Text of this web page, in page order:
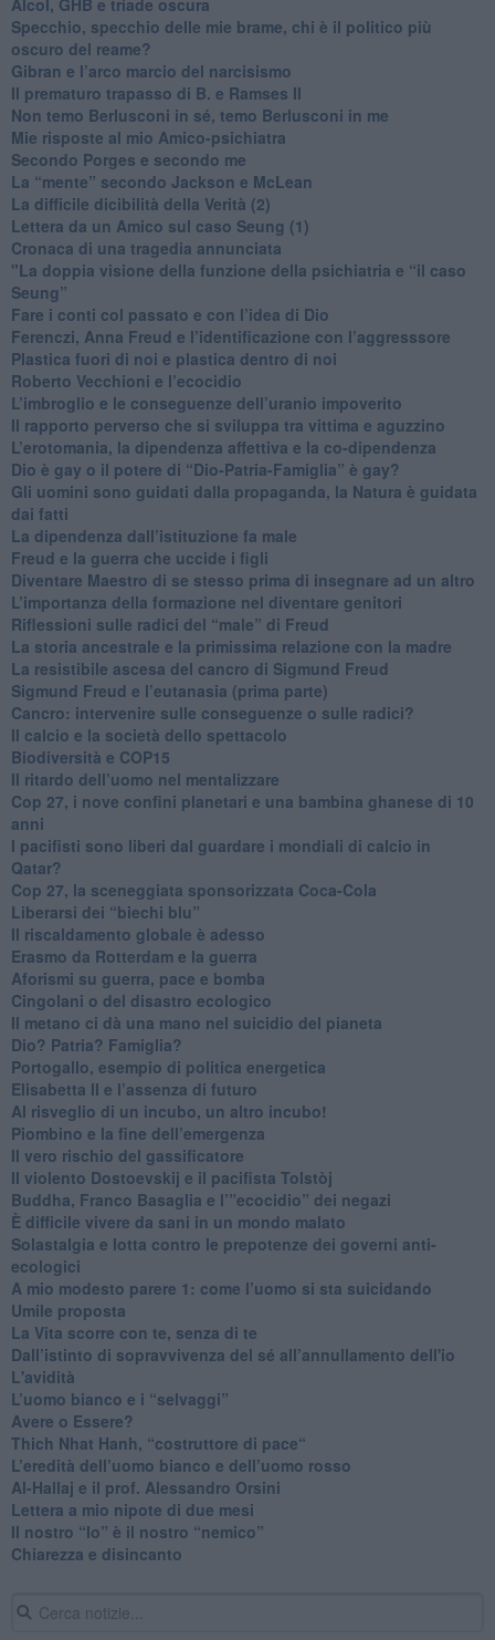
​Specchio, specchio delle mie brame, chi è il politico più
oscuro del reame?
​Gibran e l’arco marcio del narcisismo
​Il prematuro trapasso di B. e Ramses II
​Non temo Berlusconi in sé, temo Berlusconi in me
​Mie risposte al mio Amico-psichiatra
​Secondo Porges e secondo me
​La “mente” secondo Jackson e McLean
La difficile dicibilità della Verità (2)
​Lettera da un Amico sul caso Seung (1)
​Cronaca di una tragedia annunciata
"​La doppia visione della funzione della psichiatria e “il caso
Seung”
​Fare i conti col passato e con l’idea di Dio
​Ferenczi, Anna Freud e l’identificazione con l’aggresssore
Plastica fuori di noi e plastica dentro di noi
​Roberto Vecchioni e l’ecocidio
​L’imbroglio e le conseguenze dell’uranio impoverito
​Il rapporto perverso che si sviluppa tra vittima e aguzzino
L’erotomania, la dipendenza affettiva e la co-dipendenza
​Dio è gay o il potere di “Dio-Patria-Famiglia” è gay?
​Gli uomini sono guidati dalla propaganda, la Natura è guidata
dai fatti
La dipendenza dall’istituzione fa male
​Freud e la guerra che uccide i figli
​Diventare Maestro di se stesso prima di insegnare ad un altro
L’importanza della formazione nel diventare genitori
Riflessioni sulle radici del “male” di Freud
​La storia ancestrale e la primissima relazione con la madre
​La resistibile ascesa del cancro di Sigmund Freud
Sigmund Freud e l’eutanasia (prima parte)
Cancro: intervenire sulle conseguenze o sulle radici?
​Il calcio e la società dello spettacolo
Biodiversità e COP15
​Il ritardo dell’uomo nel mentalizzare
​Cop 27, i nove confini planetari e una bambina ghanese di 10
anni
​I pacifisti sono liberi dal guardare i mondiali di calcio in
Qatar?
​Cop 27, la sceneggiata sponsorizzata Coca-Cola
​Liberarsi dei “biechi blu”
Il riscaldamento globale è adesso
​Erasmo da Rotterdam e la guerra
​Aforismi su guerra, pace e bomba
Cingolani o del disastro ecologico
​Il metano ci dà una mano nel suicidio del pianeta
​Dio? Patria? Famiglia?
Portogallo, esempio di politica energetica
​Elisabetta II e l’assenza di futuro
Al risveglio di un incubo, un altro incubo!
​Piombino e la fine dell’emergenza
​Il vero rischio del gassificatore
​Il violento Dostoevskij e il pacifista Tolstòj
​Buddha, Franco Basaglia e l’”ecocidio” dei negazi
​È difficile vivere da sani in un mondo malato
Solastalgia e lotta contro le prepotenze dei governi anti-
ecologici
​A mio modesto parere 1: come l’uomo si sta suicidando
​Umile proposta
​La Vita scorre con te, senza di te
​Dall’istinto di sopravvivenza del sé all’annullamento dell'io
L'avidità
​L’uomo bianco e i “selvaggi”
​Avere o Essere?
​Thich Nhat Hanh, “costruttore di pace“
​L’eredità dell’uomo bianco e dell’uomo rosso
Al-Hallaj e il prof. Alessandro Orsini
​Lettera a mio nipote di due mesi
​Il nostro “Io” è il nostro “nemico”
​Chiarezza e disincanto